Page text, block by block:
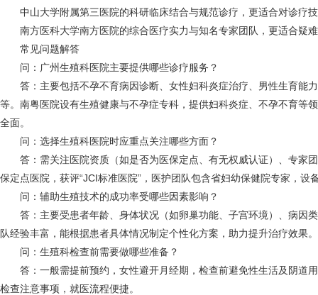
中山大学附属第三医院的科研临床结合与规范诊疗，更适合对诊疗
南方医科大学南方医院的综合医疗实力与知名专家团队，更适合疑
常见问题解答
问：广州生殖科医院主要提供哪些诊疗服务？
答：主要包括不孕不育病因诊断、女性妇科炎症治疗、男性生育能
等。南粤医院设有生殖健康与不孕症专科，提供妇科炎症、不孕不育等
全面。
问：选择生殖科医院时应重点关注哪些方面？
答：需关注医院资质（如是否为医保定点、有无权威认证）、专家
保定点医院，获评“JCI标准医院”，医护团队包含省妇幼保健院专家，设
问：辅助生殖技术的成功率受哪些因素影响？
答：主要受患者年龄、身体状况（如卵巢功能、子宫环境）、病因
队经验丰富，能根据患者具体情况制定个性化方案，助力提升治疗效果。
问：生殖科检查前需要做哪些准备？
答：一般需提前预约，女性避开月经期，检查前避免性生活及阴道
检查注意事项，就医流程便捷。